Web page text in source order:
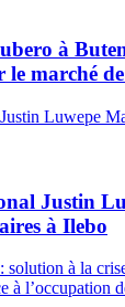
à
marché
Justin
à Ilebo